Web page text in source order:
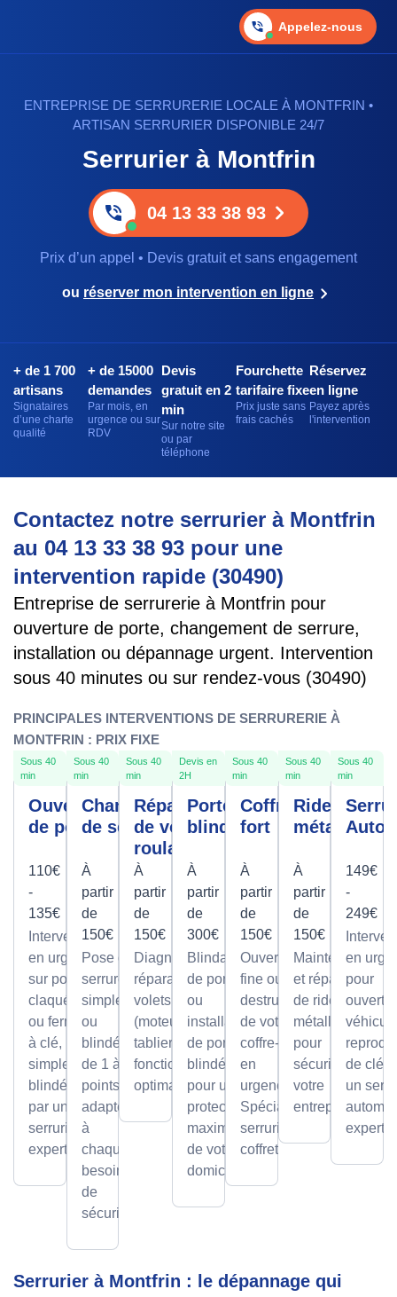
Appelez-nous
ENTREPRISE DE SERRURERIE LOCALE À MONTFRIN •
ARTISAN SERRURIER DISPONIBLE 24/7
Serrurier à Montfrin
04 13 33 38 93
Prix d’un appel • Devis gratuit et sans engagement
ou réserver mon intervention en ligne
+ de 1 700
artisans
Signataires
d’une charte
qualité
+ de 15000
demandes
Par mois, en
urgence ou sur
RDV
Devis
gratuit en 2
min
Sur notre site
ou par
téléphone
Fourchette
tarifaire fixe
Prix juste sans
frais cachés
Réservez
en ligne
Payez après
l'intervention
Contactez notre serrurier à Montfrin
au 04 13 33 38 93 pour une
intervention rapide (30490)
Entreprise de serrurerie à Montfrin pour
ouverture de porte, changement de serrure,
installation ou dépannage urgent. Intervention
sous 40 minutes ou sur rendez-vous (30490)
PRINCIPALES INTERVENTIONS DE SERRURERIE À
MONTFRIN : PRIX FIXE
Sous 40
min
Ouverture
de porte
110€
-
135€
Intervention
en urgence
sur portes
claquées
ou fermées
à clé,
simples ou
blindées
par un
serrurier
expert
Sous 40
min
Changement
de serrure
À
partir
de
150€
Pose de
serrures,
simples
ou
blindée
de 1 à 5
points,
adaptée
à
chaque
besoin
de
sécurité.
Sous 40
min
Réparation
de volet
roulant
À
partir
de
150€
Diagnostic et
réparation de
volets roulants
(moteur ou
tablier) pour un
fonctionnement
optimal.
Devis en
2H
Porte
blindée
À
partir
de
300€
Blindage
de porte
ou
installation
de portes
blindées
pour une
protection
maximale
de votre
domicile.
Sous 40
min
Coffre
fort
À
partir
de
150€
Ouverture
fine ou par
destruction
de votre
coffre-fort
en
urgence.
Spécialiste
serrurier
coffretier
Sous 40
min
Rideau
métallique
À
partir
de
150€
Maintenance
et réparation
de rideaux
métalliques
pour
sécuriser
votre
entreprise.
Sous 40
min
149€
-
249€
en
pour
de clé
un
expert
Serrurier à Montfrin : le dépannage qui